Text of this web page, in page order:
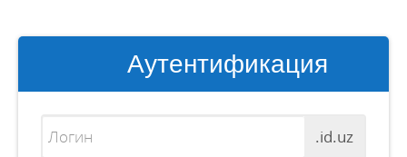
Аутентификация
.id.uz